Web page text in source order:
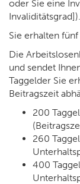
oder Sie eine
Invaliditätsgrad]).
Sie erhalten
Die
und sendet
Taggelder Sie
Beitragszeit
200
260
400